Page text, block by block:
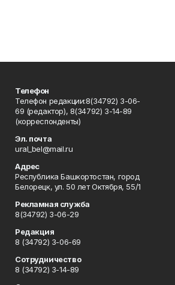
Телефон
Телефон редакции:8(34792) 3-06-
69 (редактор), 8(34792) 3-14-89
(корреспонденты)
Эл. почта
ural_bel@mail.ru
Адрес
Республика Башкортостан, город
Белорецк, ул. 50 лет Октября, 55/1
Рекламная служба
8(34792) 3-06-29
Редакция
8 (34792) 3-06-69
Сотрудничество
8 (34792) 3-14-89